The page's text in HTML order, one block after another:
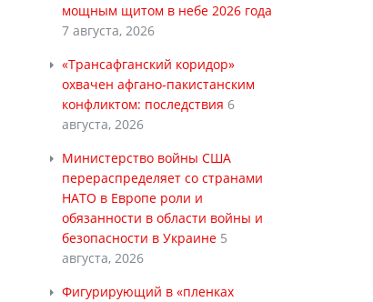
мощным щитом в небе 2026 года
7 августа, 2026
«Трансафганский коридор»
охвачен афгано-пакистанским
конфликтом: последствия 6
августа, 2026
Министерство войны США
перераспределяет со странами
НАТО в Европе роли и
обязанности в области войны и
безопасности в Украине 5
августа, 2026
Фигурирующий в «пленках